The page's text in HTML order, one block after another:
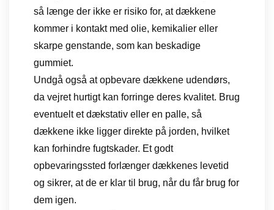
så længe der ikke er risiko for, at dækkene
kommer i kontakt med olie, kemikalier eller
skarpe genstande, som kan beskadige
gummiet.
Undgå også at opbevare dækkene udendørs,
da vejret hurtigt kan forringe deres kvalitet. Brug
eventuelt et dækstativ eller en palle, så
dækkene ikke ligger direkte på jorden, hvilket
kan forhindre fugtskader. Et godt
opbevaringssted forlænger dækkenes levetid
og sikrer, at de er klar til brug, når du får brug for
dem igen.